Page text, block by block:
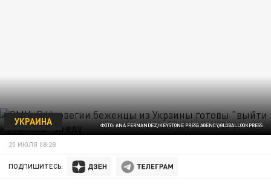
ФОТО: ANA FERNANDEZ/KEYSTONE PRESS AGENCY/GLOBALLOOKPRESS
УКРАИНА
20 ИЮЛЯ 08:28
ПОДПИШИТЕСЬ: